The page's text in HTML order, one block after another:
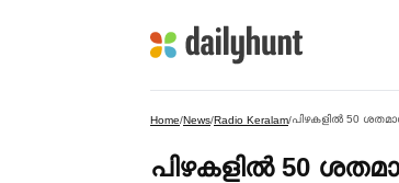
Home/News/Radio Keralam/പിഴകളില്‍ 50
പിഴകളില്‍ 50